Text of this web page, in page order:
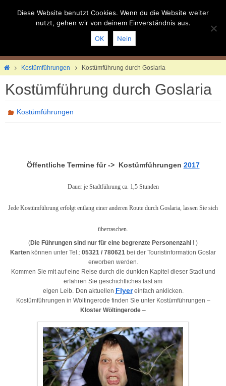
HomeKostümführungen Kostümführung durch Goslaria
Kostümführung durch Goslaria
Kostümführungen
Öffentliche Terminefür -> Kostümführungen 2017
Dauer je Stadtführung ca. 1,5 Stunden
Jede Kostümführung erfolgt entlang einer anderen Route durch Goslaria, lassen Sie sich
überraschen.
(Die Führungen sind nur für eine begrenzte Personenzahl ! )
Karten können unter Tel.: 05321 / 780621 bei der Touristinformation Goslar
erworben werden.
Kommen Sie mit auf eine Reise durch die dunklen Kapitel dieser Stadt und
erfahren Sie geschichtliches fast am
eigen Leib. Den aktuellen Flyereinfach anklicken.
Kostümführungen in Wöltingerode finden Sie unter Kostümführungen –
Kloster Wöltingerode –
Diese Website benutzt Cookies. Wenn du die Website weiter
nutzt, gehen wir von deinem Einverständnis aus.
OK
Nein